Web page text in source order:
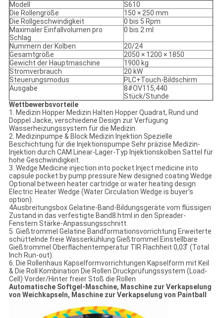
Modell
S610
Die Rollengröße
150 × 250 mm
Die Rollgeschwindigkeit
0 bis 5 Rpm
Maximaler Einfallvolumen pro
Schlag
0 bis 2 ml
Nummern der Kolben
20/24
Gesamtgröße
2050 × 1200 × 1850
Gewicht der Hauptmaschine
1900 kg
Stromverbrauch
20 kW
Steuerungsmodus
PLC+Touch-Bildschirm
Ausgabe
8#OV115,440
Stück/Stunde
Wettbewerbsvorteile
1. Medizin Hopper Medizin Halten Hopper Quadrat, Rund und
Doppel Jacke, verschiedene Design zur Verfügung
Wasserheizungssystem für die Medizin.
2. Medizinpumpe & Block Medizin Injektion Spezielle
Beschichtung für die Injektionspumpe Sehr präzise Medizin-
Injektion durch CAM Linear-Lager-Typ Injektionskolben Sattel für
hohe Geschwindigkeit.
3. Wedge Medicine injection into pocket Inject medicine into
capsule pocket by pump pressure New designed coating Wedge
Optional between heater cartridge or water heating design
Electric Heater Wedge (Water Circulation Wedge is buyer’s
option).
4Ausbreitungsbox Gelatine-Band-Bildungsgeräte vom flüssigen
Zustand in das verfestigte Band8.html in den Spreader-
Fenstern Stärke-Anpassungsschnitt.
5. Gießtrommel Gelatine Bandformationsvorrichtung Erweiterte
schüttelnde freie Wasserkühlung Gießtrommel Einstellbare
Gießtrommel Oberflächentemperatur TIR Flachheit 0,03 ̊ (Total
Inch Run-out).
6. Die Rollenhaus Kapselformvorrichtungen Kapselform mit Keil
& Die Roll Kombination Die Rollen Druckprüfungssystem (Load-
Cell) Vorder/Hinter freier Stoß die Rollen
Automatische Softgel-Maschine, Maschine zur Verkapselung
von Weichkapseln, Maschine zur Verkapselung von Paintball